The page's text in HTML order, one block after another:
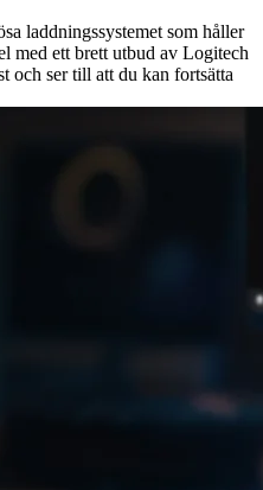
laddningssystemet som håller
med ett brett utbud av Logitech
och ser till att du kan fortsätta